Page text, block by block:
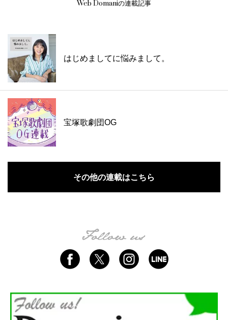
Web Domaniの連載記事
はじめましてに悩みまして。
宝塚歌劇団OG
その他の連載はこちら